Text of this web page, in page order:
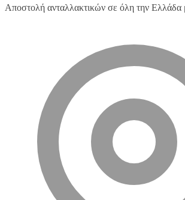
Αποστολή ανταλλακτικών σε όλη την